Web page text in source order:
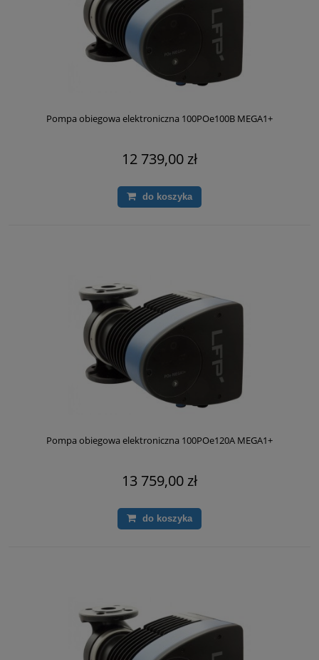
Pompa obiegowa elektroniczna 100POe100B MEGA1+
12 739,00 zł
do koszyka
Pompa obiegowa elektroniczna 100POe120A MEGA1+
13 759,00 zł
do koszyka